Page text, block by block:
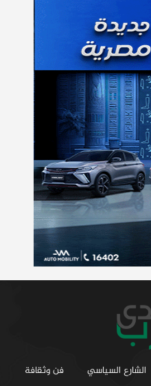
الشارع السياسي فن وثقافة